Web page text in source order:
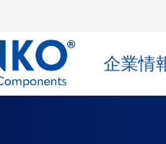
企業情